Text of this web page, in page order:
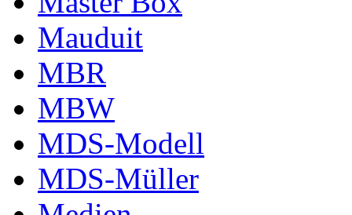
Mauduit
MBR
MBW
MDS-Modell
MDS-Müller